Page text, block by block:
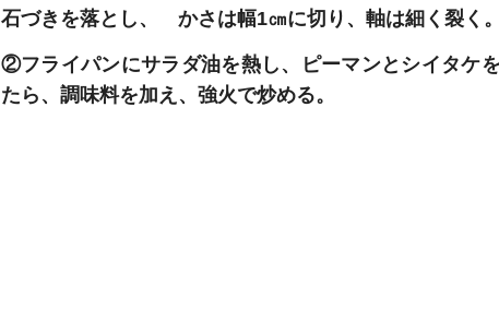
石づきを落とし、
かさは幅1㎝に切り、軸は細く裂く。
②フライパンにサラダ油を熱し、ピーマンとシイタケ
たら、調味料を加え、強火で炒める。